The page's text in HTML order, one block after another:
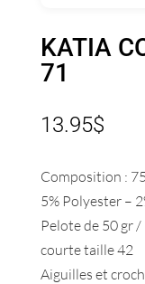
KATIA
71
13.95$
Composition :
5% Polyester –
Pelote de 50 gr
courte taille 42
Aiguilles et